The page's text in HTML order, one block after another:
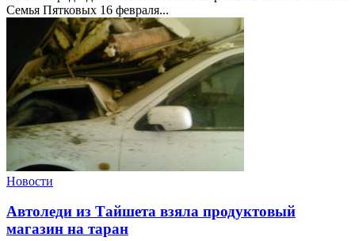
Семья Пятковых 16 февраля...
Новости
Автоледи из Тайшета взяла продуктовый
магазин на таран